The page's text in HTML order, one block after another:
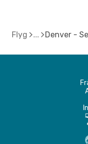
Flyg Denver -